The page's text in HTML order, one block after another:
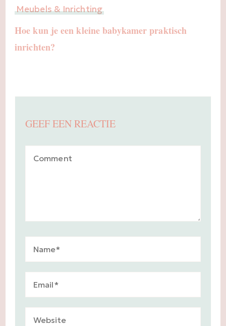
Meubels & Inrichting
Hoe kun je een kleine babykamer praktisch
inrichten?
GEEF EEN REACTIE